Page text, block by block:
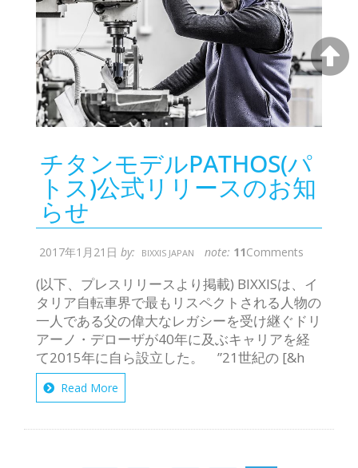
チタンモデルPATHOS(パ
トス)公式リリースのお知
らせ
2017年1月21日 by: BIXXIS JAPAN note: 11Comments
(以下、プレスリリースより掲載) BIXXISは、イ
タリア自転車界で最もリスペクトされる人物の
一人である父の偉大なレガシーを受け継ぐドリ
アーノ・デローザが40年に及ぶキャリアを経
て2015年に自ら設立した。 ”21世紀の [&h
Read More